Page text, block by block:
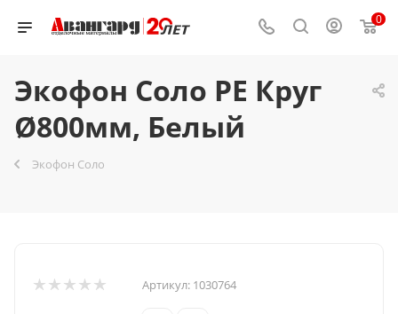
0
Экофон Соло PE Круг
Ø800мм, Белый
Экофон Соло
Артикул: 1030764